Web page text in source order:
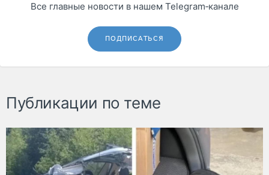
Все главные новости в нашем Telegram‑канале
ПОДПИСАТЬСЯ
Публикации по теме